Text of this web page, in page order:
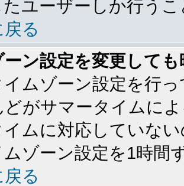
たユーザーしか行う
戻る
ーン設定を変更して
ムゾーン設定を行
がサマータイムに
ムに対応していな
ゾーン設定を1時間
戻る